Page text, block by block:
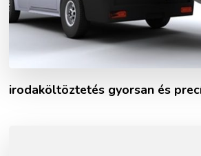
irodaköltöztetés gyorsan és